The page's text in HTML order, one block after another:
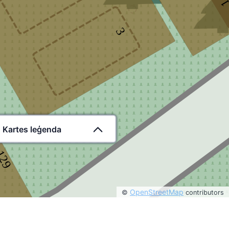
3
Kartes leģenda
© OpenStreetMap contributors